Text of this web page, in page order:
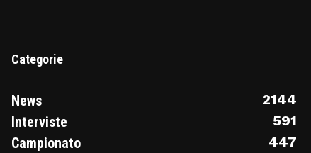
Categorie
News
2144
Interviste
591
Campionato
447